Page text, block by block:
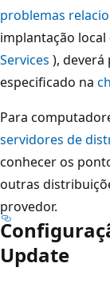
problemas
implantação local
Services ),
especificado na
Para
servidores de
conhecer os
outras
provedor.
Update